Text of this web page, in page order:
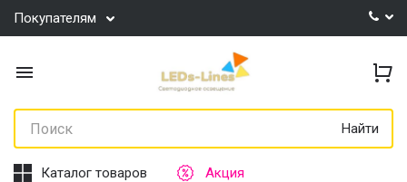
Покупателям
Найти
Каталог товаров Акция